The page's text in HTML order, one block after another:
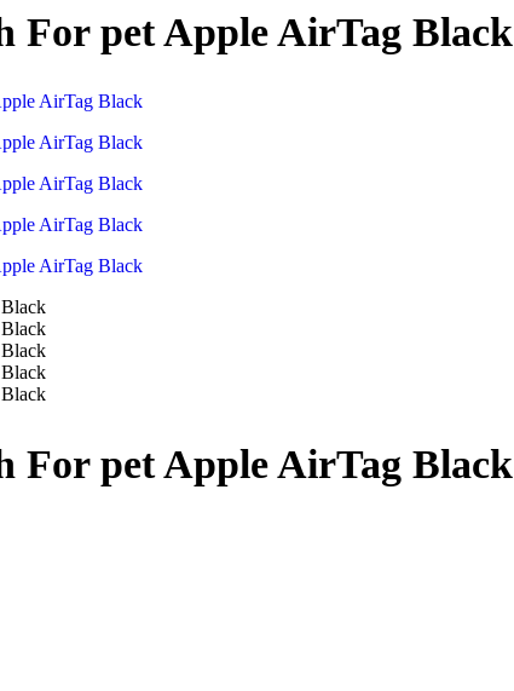
For pet Apple AirTag Black
For pet Apple AirTag Black